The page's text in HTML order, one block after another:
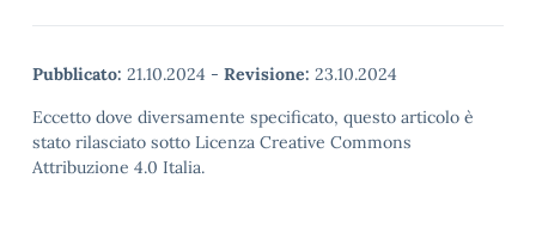
Pubblicato: 21.10.2024 - Revisione: 23.10.2024
Eccetto dove diversamente specificato, questo articolo è
stato rilasciato sotto Licenza Creative Commons
Attribuzione 4.0 Italia.